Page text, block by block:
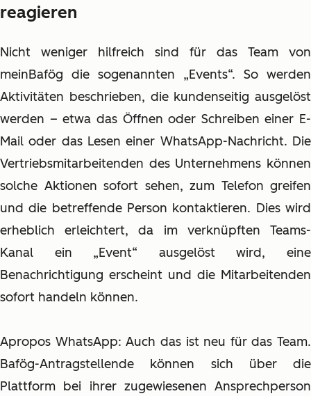
reagieren
Nicht weniger hilfreich sind für das Team von
meinBafög die sogenannten „Events“. So werden
Aktivitäten beschrieben, die kundenseitig ausgelöst
werden – etwa das Öffnen oder Schreiben einer E-
Mail oder das Lesen einer WhatsApp-Nachricht. Die
Vertriebsmitarbeitenden des Unternehmens können
solche Aktionen sofort sehen, zum Telefon greifen
und die betreffende Person kontaktieren. Dies wird
erheblich erleichtert, da im verknüpften Teams-
Kanal ein „Event“ ausgelöst wird, eine
Benachrichtigung erscheint und die Mitarbeitenden
sofort handeln können.
Apropos WhatsApp: Auch das ist neu für das Team.
Bafög-Antragstellende können sich über die
Plattform bei ihrer zugewiesenen Ansprechperson